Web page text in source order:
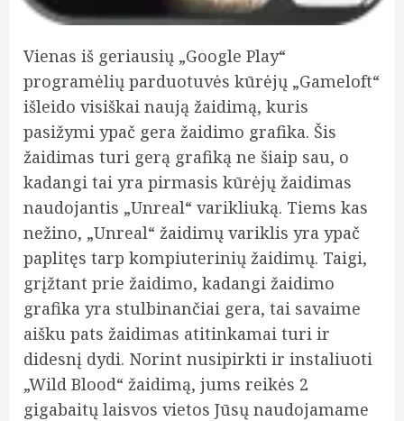
Vienas iš geriausių „Google Play“
programėlių parduotuvės kūrėjų „Gameloft“
išleido visiškai naują žaidimą, kuris
pasižymi ypač gera žaidimo grafika. Šis
žaidimas turi gerą grafiką ne šiaip sau, o
kadangi tai yra pirmasis kūrėjų žaidimas
naudojantis „Unreal“ varikliuką. Tiems kas
nežino, „Unreal“ žaidimų variklis yra ypač
paplitęs tarp kompiuterinių žaidimų. Taigi,
grįžtant prie žaidimo, kadangi žaidimo
grafika yra stulbinančiai gera, tai savaime
aišku pats žaidimas atitinkamai turi ir
didesnį dydi. Norint nusipirkti ir instaliuoti
„Wild Blood“ žaidimą, jums reikės 2
gigabaitų laisvos vietos Jūsų naudojamame